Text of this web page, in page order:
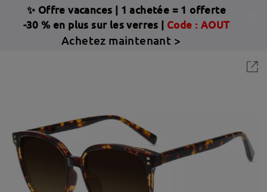
✨ Offre vacances | 1 achetée = 1 offerte
-30 % en plus sur les verres | Code : AOUT
Achetez maintenant >